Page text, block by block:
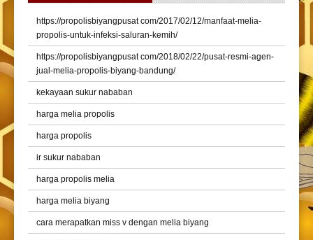
https://propolisbiyangpusat com/2017/02/12/manfaat-melia-
propolis-untuk-infeksi-saluran-kemih/
https://propolisbiyangpusat com/2018/02/22/pusat-resmi-agen-
jual-melia-propolis-biyang-bandung/
kekayaan sukur nababan
harga melia propolis
harga propolis
ir sukur nababan
harga propolis melia
harga melia biyang
cara merapatkan miss v dengan melia biyang